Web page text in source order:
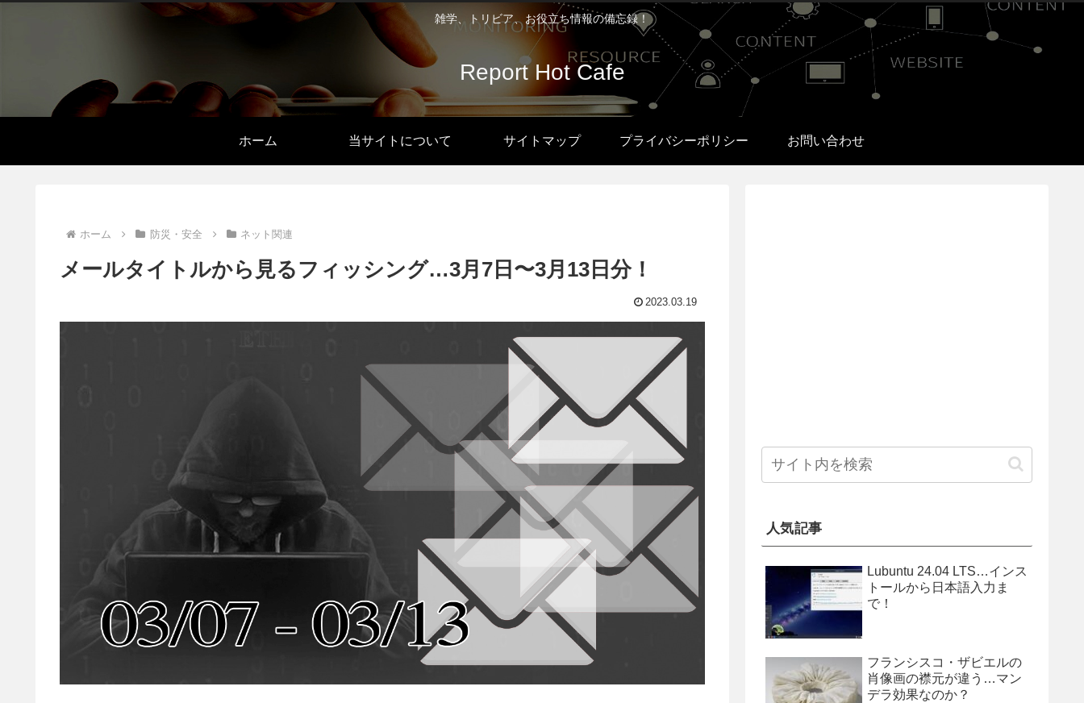
雑学、トリビア、お役立ち情報の備忘録！
Report Hot Cafe
ホーム 当サイトについて サイトマップ プライバシーポリシー お問い合わせ
ホーム 防災・安全 ネット関連
メールタイトルから見るフィッシング…3月7日〜3月13日分！
2023.03.19
人気記事
Lubuntu 24.04 LTS…インス
トールから日本語入力ま
で！
フランシスコ・ザビエルの
肖像画の襟元が違う…マン
デラ効果なのか？